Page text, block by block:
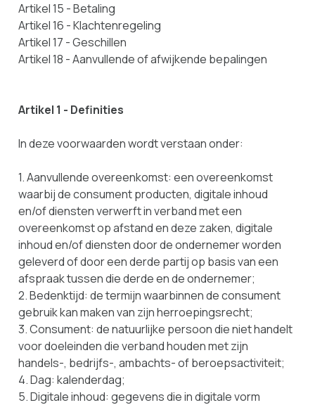
Artikel 15 - Betaling
Artikel 16 - Klachtenregeling
Artikel 17 - Geschillen
Artikel 18 - Aanvullende of afwijkende bepalingen
Artikel 1 - Definities
In deze voorwaarden wordt verstaan onder:
1. Aanvullende overeenkomst: een overeenkomst
waarbij de consument producten, digitale inhoud
en/of diensten verwerft in verband met een
overeenkomst op afstand en deze zaken, digitale
inhoud en/of diensten door de ondernemer worden
geleverd of door een derde partij op basis van een
afspraak tussen die derde en de ondernemer;
2. Bedenktijd: de termijn waarbinnen de consument
gebruik kan maken van zijn herroepingsrecht;
3. Consument: de natuurlijke persoon die niet handelt
voor doeleinden die verband houden met zijn
handels-, bedrijfs-, ambachts- of beroepsactiviteit;
4. Dag: kalenderdag;
5. Digitale inhoud: gegevens die in digitale vorm